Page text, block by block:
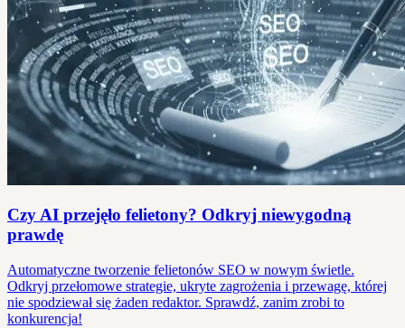
Czy AI przejęło felietony? Odkryj niewygodną
prawdę
Automatyczne tworzenie felietonów SEO w nowym świetle.
Odkryj przełomowe strategie, ukryte zagrożenia i przewagę, której
nie spodziewał się żaden redaktor. Sprawdź, zanim zrobi to
konkurencja!